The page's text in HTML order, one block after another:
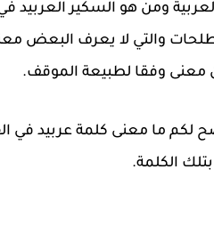
ومن هو السكير العربيد في
والتي لا يعرف البعض
معنى وفقا لطبيعة الموقف.
ما معنى كلمة عربيد في
الكلمة.